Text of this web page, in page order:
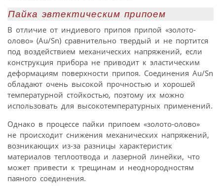
Пайка эвтектическим припоем
В отличие от индиевого припоя припой «золото-
олово» (Аu/Sn) сравнительно твердый и не портится
под воздействием механических напряжений, если
конструкция прибора не приводит к эластическим
деформациям поверхности припоя. Соединения Аu/Sn
обладают очень высокой прочностью и хорошей
температурной стойкостью, поэтому их можно
использовать для высокотемпературных применений.
Однако в процессе пайки припоем «золото-олово»
не происходит снижения механических напряжений,
возникающих из-за разницы характеристик
материалов теплоотвода и лазерной линейки, что
может привести к трещинам и неоднородностям
паяного соединения.